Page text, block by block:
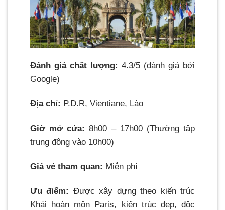
Đánh giá chất lượng: 4.3/5 (đánh giá bởi
Google)
Địa chỉ: P.D.R, Vientiane, Lào
Giờ mở cửa: 8h00 – 17h00 (Thường tập
trung đông vào 10h00)
Giá vé tham quan: Miễn phí
Ưu điểm: Được xây dựng theo kiến trúc
Khải hoàn môn Paris, kiến trúc đẹp, độc